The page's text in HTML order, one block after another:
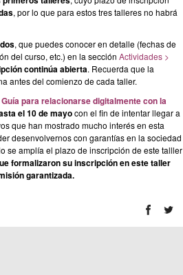
, por lo que para estos tres talleres no habrá
, que puedes conocer en detalle (fechas de
del curso, etc.) en la sección Actividades >
continúa abierta. Recuerda que la
antes del comienzo de cada taller.
Guía para relacionarse digitalmente con la
el 10 de mayocon el fin de intentar llegar a
que han mostrado mucho interés en esta
desenvolvernos con garantías en la sociedad
se amplía el plazo de inscripción de este talller
formalizaron su inscripción en este taller
garantizada.